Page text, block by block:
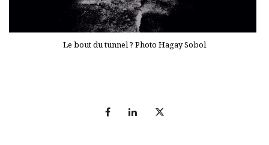
Le bout du tunnel ? Photo Hagay Sobol